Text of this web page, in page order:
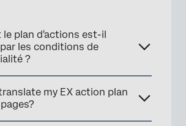
le plan d'actions est-il
les conditions de
?
my EX action plan